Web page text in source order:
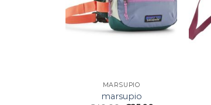
MARSUPIO
marsupio